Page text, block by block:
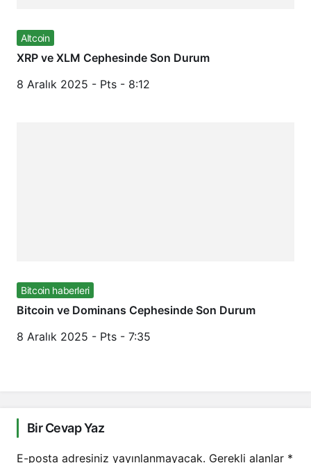
Altcoin
XRP ve XLM Cephesinde Son Durum
8 Aralık 2025 - Pts - 8:12
Bitcoin haberleri
Bitcoin ve Dominans Cephesinde Son Durum
8 Aralık 2025 - Pts - 7:35
Bir Cevap Yaz
E-posta adresiniz yayınlanmayacak. Gerekli alanlar *